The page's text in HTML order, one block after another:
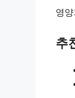
영
추